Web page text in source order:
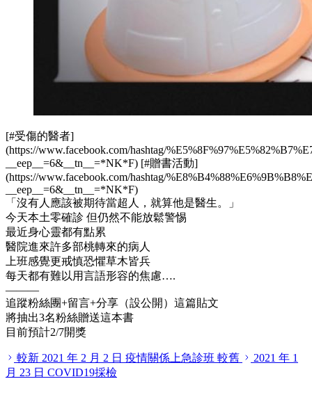
[#受傷的醫者]
(https://www.facebook.com/hashtag/
eep =6& tn =*NK*F) [#贈書活動]
(https://www.facebook.com/hashtag/
eep =6& tn =*NK*F)
「沒有人應該被期待當超人，就算他是醫生。」
今天本土零確診 但仍然不能放鬆警惕
最近身心靈都有點累
醫院進來許多部桃轉來的病人
上班感覺更戒慎恐懼草木皆兵
每天都有難以用言語形容的焦慮….
———
追蹤粉絲團+留言+分享（設公開）這篇貼文
將抽出3名粉絲贈送這本書
目前預計2/7開獎
較新 2021 年 2 月 2 日 疫情關係上急診班 較舊
2021 年 1
月 23 日 COVID19採檢